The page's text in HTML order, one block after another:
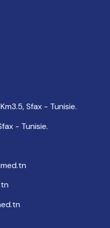
Sfax - Tunisie.
- Tunisie.